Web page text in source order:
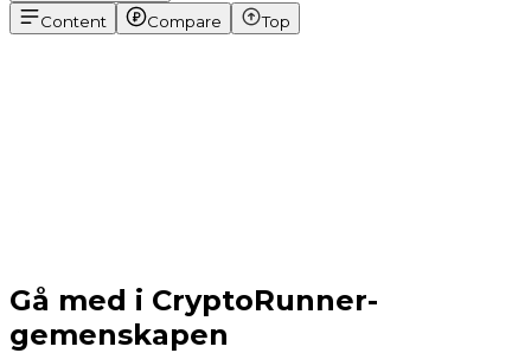
Content
Compare Top
Gå med i CryptoRunner-
gemenskapen